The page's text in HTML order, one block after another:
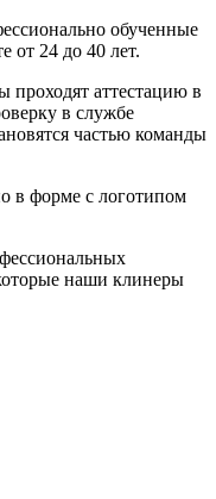
обученные
от 24 до 40 лет.
проходят аттестацию в
в службе
частью команды
в форме с логотипом
наши клинеры